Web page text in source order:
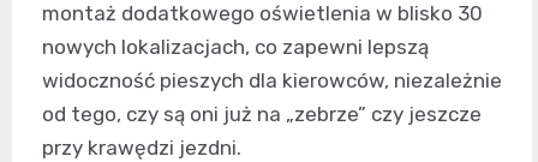
montaż dodatkowego oświetlenia w blisko 30
nowych lokalizacjach, co zapewni lepszą
widoczność pieszych dla kierowców, niezależnie
od tego, czy są oni już na „zebrze” czy jeszcze
przy krawędzi jezdni.